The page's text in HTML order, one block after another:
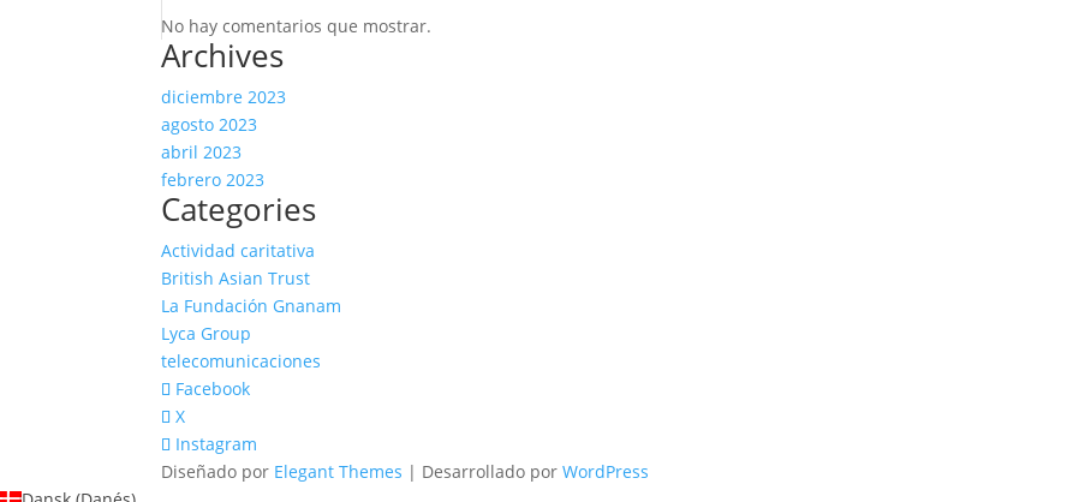
No hay comentarios que mostrar.
Archives
diciembre 2023
agosto 2023
abril 2023
febrero 2023
Categories
Actividad caritativa
British Asian Trust
La Fundación Gnanam
Lyca Group
telecomunicaciones
Facebook
X
Instagram
Diseñado por Elegant Themes | Desarrollado porWordPress